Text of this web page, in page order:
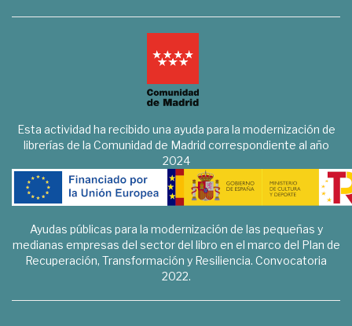
Esta actividad ha recibido una ayuda para la modernización de
librerías de la Comunidad de Madrid correspondiente al año
2024
Ayudas públicas para la modernización de las pequeñas y
medianas empresas del sector del libro en el marco del Plan de
Recuperación, Transformación y Resiliencia. Convocatoria
2022.